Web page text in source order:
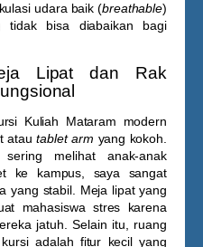
udara baik (breathable)
tidak bisa diabaikan bagi
Lipat dan Rak
Kuliah Mataram modern
atautablet arm yang kokoh.
melihat anak-anak
ke kampus, saya sangat
yang stabil. Meja lipat yang
mahasiswa stres karena
jatuh. Selain itu, ruang
adalah fitur kecil yang